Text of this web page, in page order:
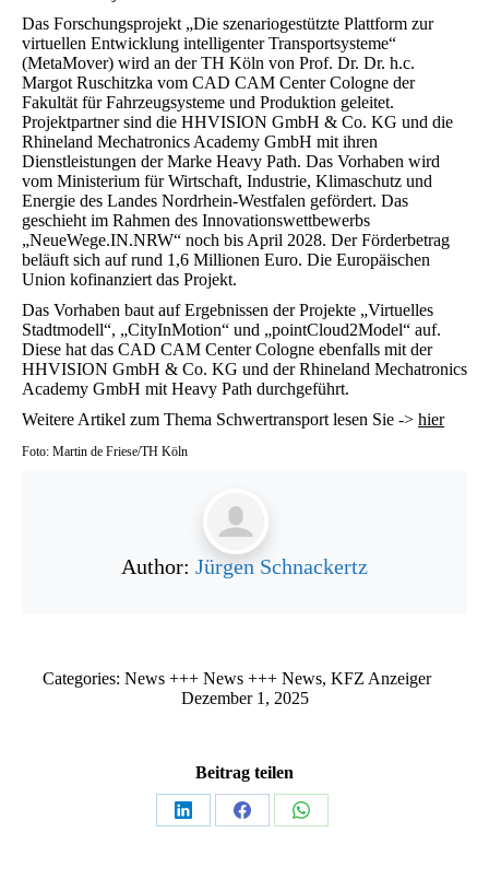
Das Forschungsprojekt „Die szenariogestützte Plattform zur
virtuellen Entwicklung intelligenter Transportsysteme“
(MetaMover) wird an der TH Köln von Prof. Dr. Dr. h.c.
Margot Ruschitzka vom CAD CAM Center Cologne der
Fakultät für Fahrzeugsysteme und Produktion geleitet.
Projektpartner sind die HHVISION GmbH & Co. KG und die
Rhineland Mechatronics Academy GmbH mit ihren
Dienstleistungen der Marke Heavy Path. Das Vorhaben wird
vom Ministerium für Wirtschaft, Industrie, Klimaschutz und
Energie des Landes Nordrhein-Westfalen gefördert. Das
geschieht im Rahmen des Innovationswettbewerbs
„NeueWege.IN.NRW“ noch bis April 2028. Der Förderbetrag
beläuft sich auf rund 1,6 Millionen Euro. Die Europäischen
Union kofinanziert das Projekt.
Das Vorhaben baut auf Ergebnissen der Projekte „Virtuelles
Stadtmodell“, „CityInMotion“ und „pointCloud2Model“ auf.
Diese hat das CAD CAM Center Cologne ebenfalls mit der
HHVISION GmbH & Co. KG und der Rhineland Mechatronics
Academy GmbH mit Heavy Path durchgeführt.
Weitere Artikel zum Thema Schwertransport lesen Sie -> hier
Foto: Martin de Friese/TH Köln
Author: Jürgen Schnackertz
Categories: News +++ News +++ News, KFZ Anzeiger
Dezember 1, 2025
Beitrag teilen
Teilen
Teilen
Teilen